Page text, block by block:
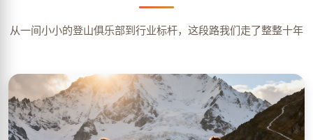
从一间小小的登山俱乐部到行业标杆，这段路我们走了整整十年